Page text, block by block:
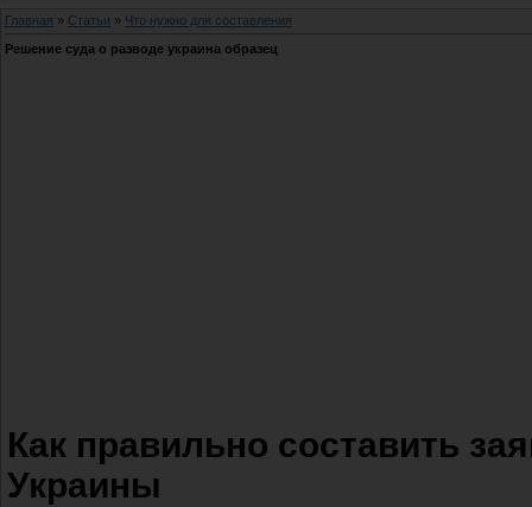
Главная » Статьи » Что нужно для составления
Решение суда о разводе украина образец
Как правильно составить
Украины